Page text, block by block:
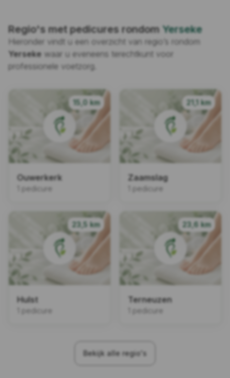
Regio's met pedicures rondom Yerseke
Hieronder vindt u een overzicht van regio’s rondom
Yerseke waar u eveneens terechtkunt voor
professionele voetzorg.
15,0 km
Ouwerkerk
1 pedicure
21,1 km
Zaamslag
1 pedicure
23,5 km
Hulst
1 pedicure
23,6 km
Terneuzen
1 pedicure
Bekijk alle regio's